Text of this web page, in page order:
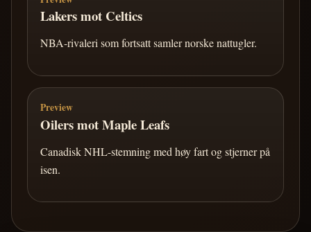
Lakers mot Celtics
NBA-rivaleri som fortsatt samler norske nattugler.
Preview
Oilers mot Maple Leafs
Canadisk NHL-stemning med høy fart og stjerner på
isen.